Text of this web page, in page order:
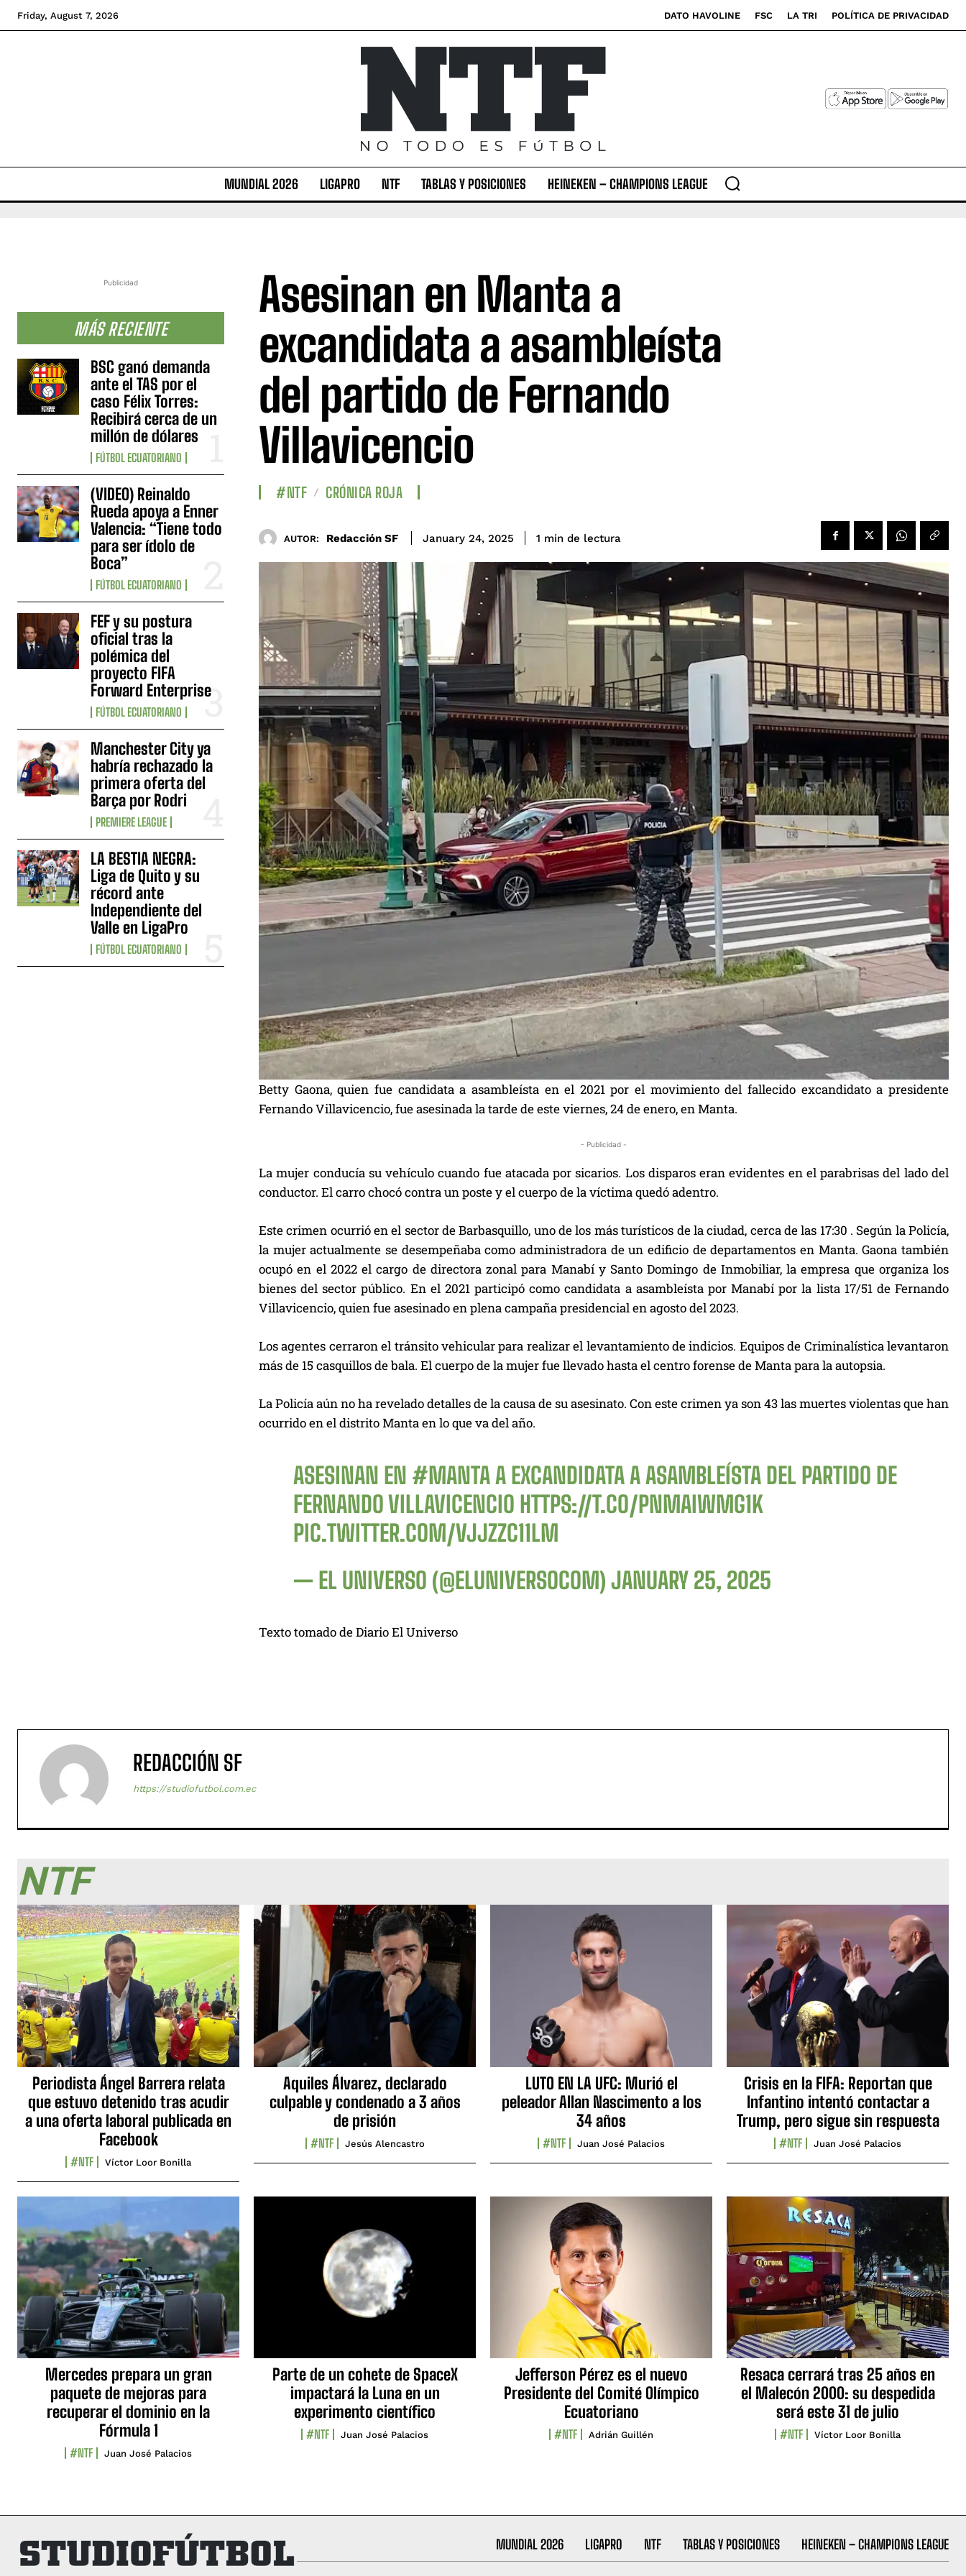
Friday, August 7, 2026 DATO HAVOLINE FSC LA TRI POLÍTICA DE PRIVACIDAD
MUNDIAL 2026 LIGAPRO NTF TABLAS Y POSICIONES HEINEKEN – CHAMPIONS LEAGUE
Publicidad
MÁS RECIENTE
BSC ganó demanda
ante el TAS por el
caso Félix Torres:
Recibirá cerca de un
millón de dólares
FÚTBOL ECUATORIANO
(VIDEO) Reinaldo
Rueda apoya a Enner
Valencia: “Tiene todo
para ser ídolo de
Boca”
FÚTBOL ECUATORIANO
FEF y su postura
oficial tras la
polémica del
proyecto FIFA
Forward Enterprise
FÚTBOL ECUATORIANO
Manchester City ya
habría rechazado la
primera oferta del
Barça por Rodri
PREMIERE LEAGUE
LA BESTIA NEGRA:
Liga de Quito y su
récord ante
Independiente del
Valle en LigaPro
FÚTBOL ECUATORIANO
Asesinan en Manta a
excandidata a asambleísta
del partido de Fernando
Villavicencio
#NTF CRÓNICA ROJA
AUTOR: Redacción SF January 24, 2025 1 min de lectura
Betty Gaona, quien fue candidata a asambleísta en el 2021 por el movimiento del fallecido excandidato a presidente
Fernando Villavicencio, fue asesinada la tarde de este viernes, 24 de enero, en Manta.
- Publicidad -
La mujer conducía su vehículo cuando fue atacada por sicarios. Los disparos eran evidentes en el parabrisas del lado del
conductor. El carro chocó contra un poste y el cuerpo de la víctima quedó adentro.
Este crimen ocurrió en el sector de Barbasquillo, uno de los más turísticos de la ciudad, cerca de las 17:30 . Según la Policía,
la mujer actualmente se desempeñaba como administradora de un edificio de departamentos en Manta. Gaona también
ocupó en el 2022 el cargo de directora zonal para Manabí y Santo Domingo de Inmobiliar, la empresa que organiza los
bienes del sector público. En el 2021 participó como candidata a asambleísta por Manabí por la lista 17/51 de Fernando
Villavicencio, quien fue asesinado en plena campaña presidencial en agosto del 2023.
Los agentes cerraron el tránsito vehicular para realizar el levantamiento de indicios. Equipos de Criminalística levantaron
más de 15 casquillos de bala. El cuerpo de la mujer fue llevado hasta el centro forense de Manta para la autopsia.
La Policía aún no ha revelado detalles de la causa de su asesinato. Con este crimen ya son 43 las muertes violentas que han
ocurrido en el distrito Manta en lo que va del año.
ASESINAN EN #MANTAA EXCANDIDATA A ASAMBLEÍSTA DEL PARTIDO DE
FERNANDO VILLAVICENCIO HTTPS://T.CO/PNMAIWMG1K
PIC.TWITTER.COM/VJJZZC11LM
— EL UNIVERSO (@ELUNIVERSOCOM) JANUARY 25, 2025
Texto tomado de Diario El Universo
REDACCIÓN SF
https://studiofutbol.com.ec
NTF
Periodista Ángel Barrera relata
que estuvo detenido tras acudir
a una oferta laboral publicada en
Facebook
#NTF Víctor Loor Bonilla
Aquiles Álvarez, declarado
culpable y condenado a 3 años
de prisión
#NTF Jesús Alencastro
LUTO EN LA UFC: Murió el
peleador Allan Nascimento a los
34 años
#NTF Juan José Palacios
Crisis en la FIFA: Reportan que
Infantino intentó contactar a
Trump, pero sigue sin respuesta
#NTF Juan José Palacios
Mercedes prepara un gran
paquete de mejoras para
recuperar el dominio en la
Fórmula 1
#NTF Juan José Palacios
Parte de un cohete de SpaceX
impactará la Luna en un
experimento científico
#NTF Juan José Palacios
Jefferson Pérez es el nuevo
Presidente del Comité Olímpico
Ecuatoriano
#NTF Adrián Guillén
Resaca cerrará tras 25 años en
el Malecón 2000: su despedida
será este 31 de julio
#NTF Víctor Loor Bonilla
MUNDIAL 2026 LIGAPRO NTF TABLAS Y POSICIONES HEINEKEN – CHAMPIONS LEAGUE